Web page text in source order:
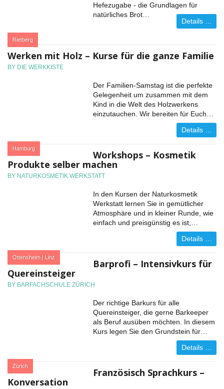
Rietberg
Hefezugabe - die Grundlagen für
natürliches Brot…
Details …
Werken mit Holz – Kurse für die ganze Familie
BY DIE WERKKISTE
Hamburg
Der Familien-Samstag ist die perfekte
Gelegenheit um zusammen mit dem
Kind in die Welt des Holzwerkens
einzutauchen. Wir bereiten für Euch…
Details …
Workshops – Kosmetik
Produkte selber machen
BY NATURKOSMETIK WERKSTATT
Ottensheim | Linz
In den Kursen der Naturkosmetik
Werkstatt lernen Sie in gemütlicher
Atmosphäre und in kleiner Runde, wie
einfach und preisgünstig es ist,…
Details …
Barprofi – Intensivkurs für
Quereinsteiger
BY BARFACHSCHULE ZÜRICH
Zürich
Der richtige Barkurs für alle
Quereinsteiger, die gerne Barkeeper
als Beruf ausüben möchten. In diesem
Kurs legen Sie den Grundstein für…
Details …
Französisch Sprachkurs –
Konversation